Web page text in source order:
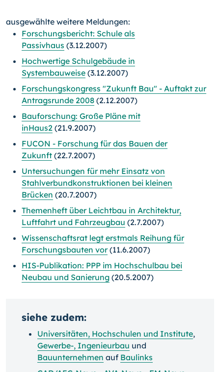
ausgewählte weitere Meldungen:
Forschungsbericht: Schule als
Passivhaus (3.12.2007)
Hochwertige Schulgebäude in
Systembauweise (3.12.2007)
Forschungskongress "Zukunft Bau" - Auftakt zur
Antragsrunde 2008 (2.12.2007)
Bauforschung: Große Pläne mit
inHaus2 (21.9.2007)
FUCON - Forschung für das Bauen der
Zukunft (22.7.2007)
Untersuchungen für mehr Einsatz von
Stahlverbundkonstruktionen bei kleinen
Brücken (20.7.2007)
Themenheft über Leichtbau in Architektur,
Luftfahrt und Fahrzeugbau (2.7.2007)
Wissenschaftsrat legt erstmals Reihung für
Forschungsbauten vor(11.6.2007)
HIS-Publikation: PPP im Hochschulbau bei
Neubau und Sanierung (20.5.2007)
siehe zudem:
Universitäten, Hochschulen und Institute,
Gewerbe-, Ingenieurbau und
Bauunternehmen auf Baulinks